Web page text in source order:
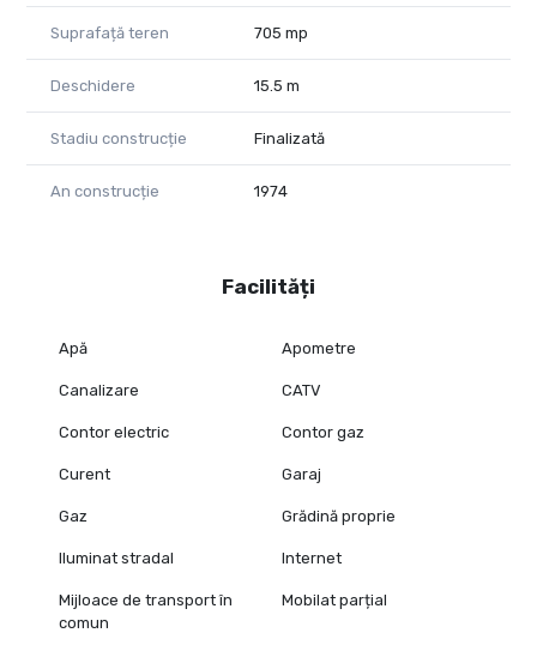
Suprafață teren 705 mp
Deschidere 15.5 m
Stadiu construcție Finalizată
An construcție 1974
Facilități
Apă Apometre
Canalizare CATV
Contor electric Contor gaz
Curent Garaj
Gaz Grădină proprie
Iluminat stradal Internet
Mijloace de transport în
comun
Mobilat parțial